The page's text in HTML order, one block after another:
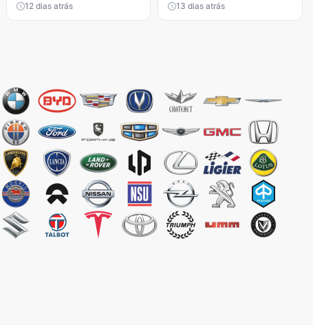
12 dias atrás 13 dias atrás